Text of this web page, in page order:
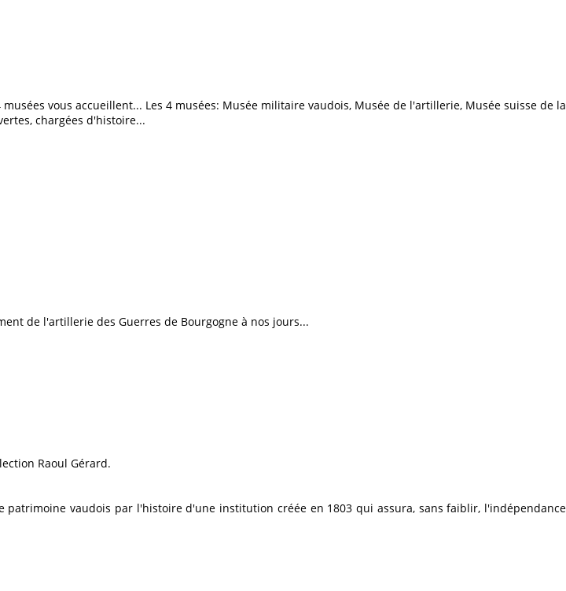
vous accueillent... Les 4 musées: Musée militaire vaudois, Musée de l'artillerie, Musée suisse de la
chargées d'histoire...
de l'artillerie des Guerres de Bourgogne à nos jours...
Raoul Gérard.
vaudois par l'histoire d'une institution créée en 1803 qui assura, sans faiblir, l'indépendance